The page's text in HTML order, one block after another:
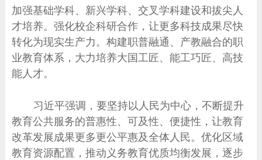
加强基础学科、新兴学科、交叉学科建设和拔尖人
才培养。强化校企科研合作，让更多科技成果尽快
转化为现实生产力。构建职普融通、产教融合的职
业教育体系，大力培养大国工匠、能工巧匠、高技
能人才。
习近平强调，要坚持以人民为中心，不断提升
教育公共服务的普惠性、可及性、便捷性，让教育
改革发展成果更多更公平惠及全体人民。优化区域
教育资源配置，推动义务教育优质均衡发展，逐步